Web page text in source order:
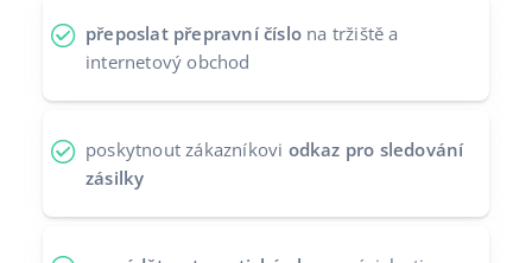
Partneři polski
português (BR)
română
přeposlat přepravní číslo na tržiště a
internetový obchod
poskytnout zákazníkovi odkaz pro sledování
zásilky